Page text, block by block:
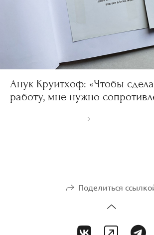
Анук Круитхоф: «Чтобы
работу, мне нужно
Поделиться